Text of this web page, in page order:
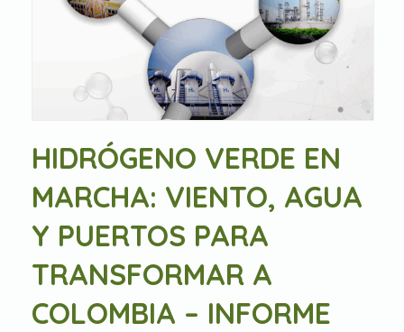
HIDRÓGENO VERDE EN
MARCHA: VIENTO, AGUA
Y PUERTOS PARA
TRANSFORMAR A
COLOMBIA – INFORME